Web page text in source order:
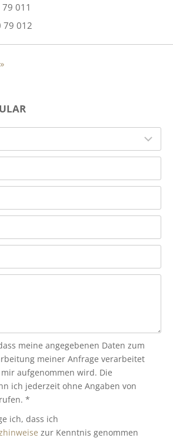
011
79 012
meine angegebenen Daten zum
meiner Anfrage verarbeitet
aufgenommen wird. Die
ich jederzeit ohne Angaben von
*
ich, dass ich
zur Kenntnis genommen